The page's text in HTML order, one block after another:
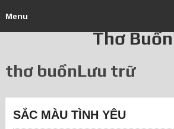
Menu
Thơ Buồn
thơ buồnLưu trữ
SẮC MÀU TÌNH YÊU